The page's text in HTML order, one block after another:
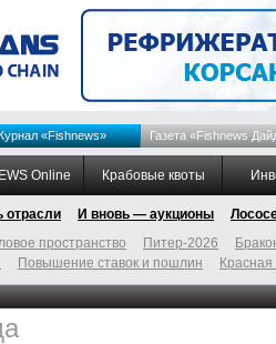
«Fishnews» Газета «Fishnews
Online Крабовые квоты
отрасли И вновь — аукционы
пространство Питер-2026
Повышение ставок и пошлин